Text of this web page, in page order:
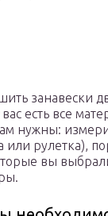
занавески
вас есть все
нужны:
рулетка),
вы